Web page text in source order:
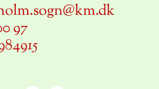
97